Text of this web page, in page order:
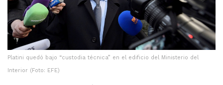
Platini quedó bajo “custodia técnica” en el edificio del Ministerio del
Interior (Foto: EFE)